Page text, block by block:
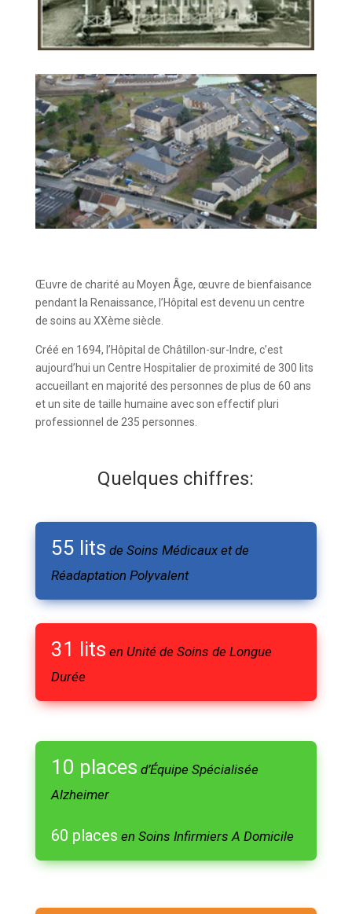
Œuvre de charité au Moyen Âge, œuvre de bienfaisance
pendant la Renaissance, l’Hôpital est devenu un centre
de soins au XXème siècle.
Créé en 1694, l’Hôpital de Châtillon-sur-Indre, c’est
aujourd’hui un Centre Hospitalier de proximité de 300 lits
accueillant en majorité des personnes de plus de 60 ans
et un site de taille humaine avec son effectif pluri
professionnel de 235 personnes.
Quelques chiffres:
55 lits de Soins Médicaux et de
Réadaptation Polyvalent
31 lits en Unité de Soins de Longue
Durée
10 places d’Équipe Spécialisée
Alzheimer
60 places en Soins Infirmiers A Domicile